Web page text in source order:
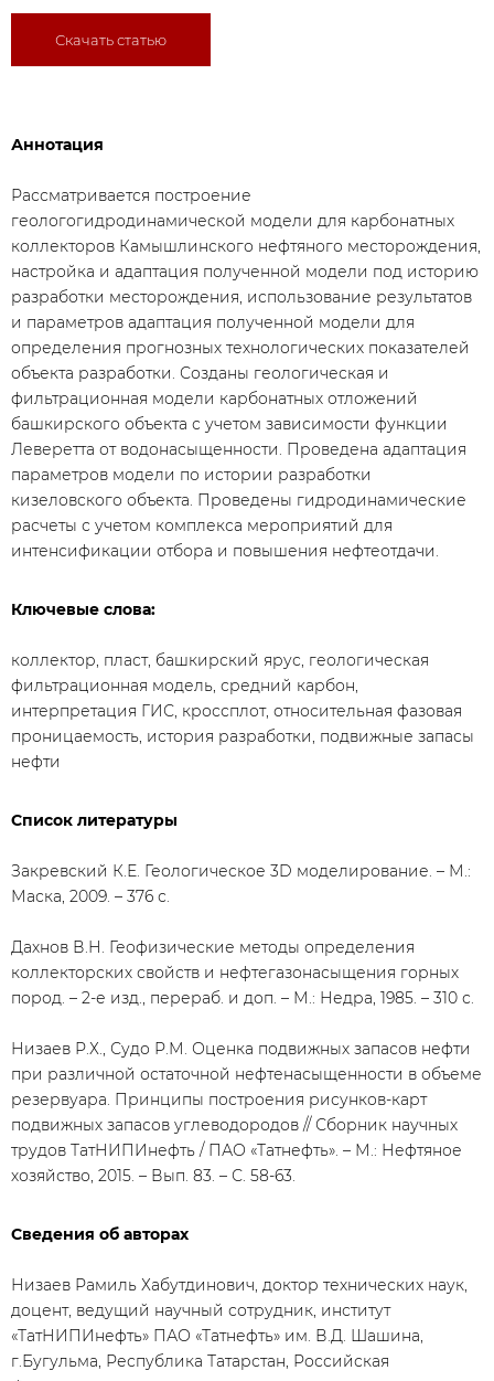
Скачать статью
Аннотация
Рассматривается построение
геологогидродинамической модели для карбонатных
коллекторов Камышлинского нефтяного месторождения,
настройка и адаптация полученной модели под историю
разработки месторождения, использование результатов
и параметров адаптация полученной модели для
определения прогнозных технологических показателей
объекта разработки. Созданы геологическая и
фильтрационная модели карбонатных отложений
башкирского объекта с учетом зависимости функции
Леверетта от водонасыщенности. Проведена адаптация
параметров модели по истории разработки
кизеловского объекта. Проведены гидродинамические
расчеты с учетом комплекса мероприятий для
интенсификации отбора и повышения нефтеотдачи.
Ключевые слова:
коллектор, пласт, башкирский ярус, геологическая
фильтрационная модель, средний карбон,
интерпретация ГИС, кроссплот, относительная фазовая
проницаемость, история разработки, подвижные запасы
нефти
Список литературы
Закревский К.Е. Геологическое 3D моделирование. – М.:
Маска, 2009. – 376 с.
Дахнов В.Н. Геофизические методы определения
коллекторских свойств и нефтегазонасыщения горных
пород. – 2-е изд., перераб. и доп. – М.: Недра, 1985. – 310 с.
Низаев Р.Х., Судо Р.М. Оценка подвижных запасов нефти
при различной остаточной нефтенасыщенности в объеме
резервуара. Принципы построения рисунков-карт
подвижных запасов углеводородов // Сборник научных
трудов ТатНИПИнефть / ПАО «Татнефть». – М.: Нефтяное
хозяйство, 2015. – Вып. 83. – С. 58-63.
Сведения об авторах
Низаев Рамиль Хабутдинович, доктор технических наук,
доцент, ведущий научный сотрудник, институт
«ТатНИПИнефть» ПАО «Татнефть» им. В.Д. Шашина,
г.Бугульма, Республика Татарстан, Российская